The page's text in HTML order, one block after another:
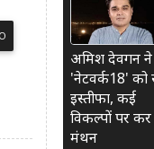
अमिश देवगन ने
'नेटवर्क18' को
इस्तीफा, कई
विकल्पों पर
मंथन